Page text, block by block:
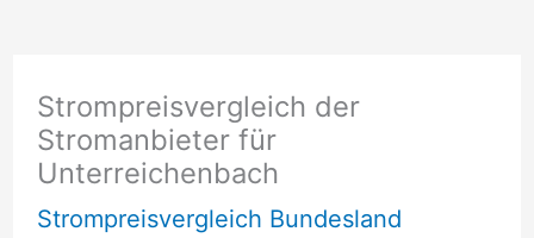
Strompreisvergleich der
Stromanbieter für
Unterreichenbach
Strompreisvergleich Bundesland